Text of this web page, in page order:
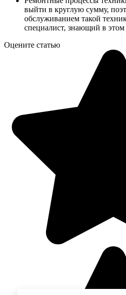
выйти в круглую сумму,
обслуживанием такой
специалист, знающий в этом
Оцените статью